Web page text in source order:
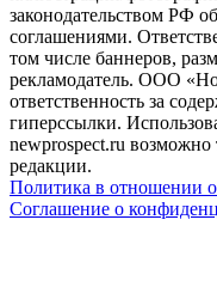
законодательством РФ
соглашениями.
том числе баннеров,
рекламодатель. ООО
ответственность за
гиперссылки.
newprospect.ru возможно
редакции.
Политика в отношении
Соглашение о